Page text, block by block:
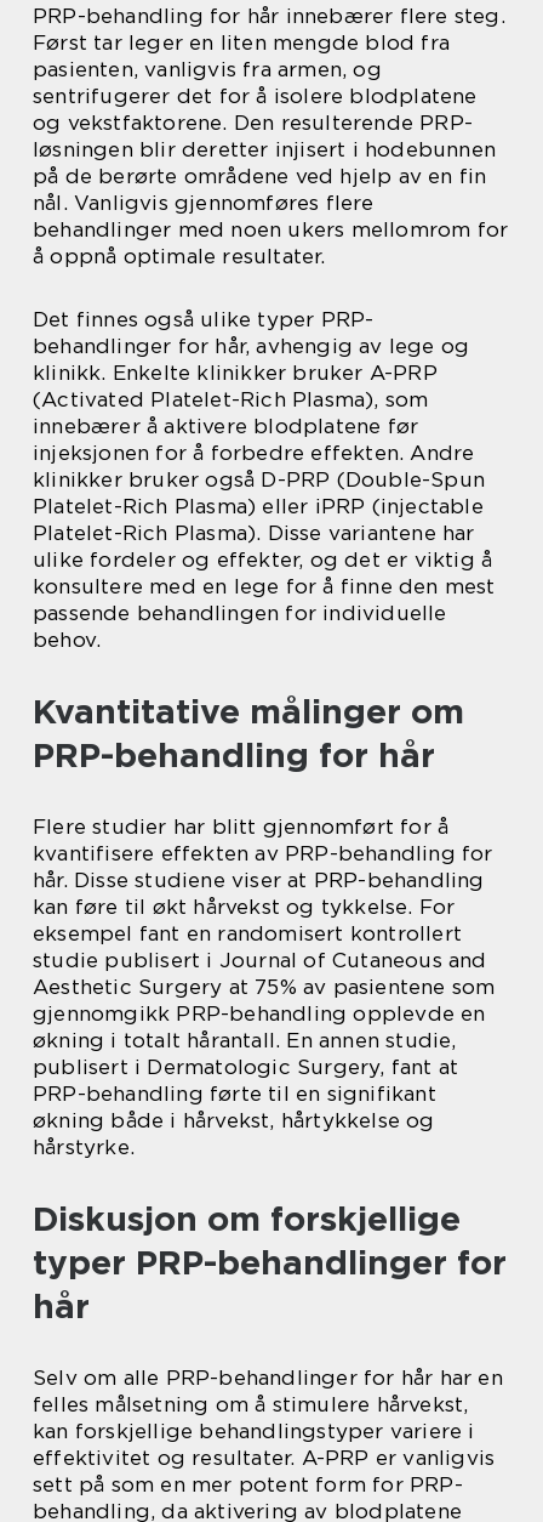
PRP-behandling for hår innebærer flere steg.
Først tar leger en liten mengde blod fra
pasienten, vanligvis fra armen, og
sentrifugerer det for å isolere blodplatene
og vekstfaktorene. Den resulterende PRP-
løsningen blir deretter injisert i hodebunnen
på de berørte områdene ved hjelp av en fin
nål. Vanligvis gjennomføres flere
behandlinger med noen ukers mellomrom for
å oppnå optimale resultater.
Det finnes også ulike typer PRP-
behandlinger for hår, avhengig av lege og
klinikk. Enkelte klinikker bruker A-PRP
(Activated Platelet-Rich Plasma), som
innebærer å aktivere blodplatene før
injeksjonen for å forbedre effekten. Andre
klinikker bruker også D-PRP (Double-Spun
Platelet-Rich Plasma) eller iPRP (injectable
Platelet-Rich Plasma). Disse variantene har
ulike fordeler og effekter, og det er viktig å
konsultere med en lege for å finne den mest
passende behandlingen for individuelle
behov.
Kvantitative målinger om
PRP-behandling for hår
Flere studier har blitt gjennomført for å
kvantifisere effekten av PRP-behandling for
hår. Disse studiene viser at PRP-behandling
kan føre til økt hårvekst og tykkelse. For
eksempel fant en randomisert kontrollert
studie publisert i Journal of Cutaneous and
Aesthetic Surgery at 75% av pasientene som
gjennomgikk PRP-behandling opplevde en
økning i totalt hårantall. En annen studie,
publisert i Dermatologic Surgery, fant at
PRP-behandling førte til en signifikant
økning både i hårvekst, hårtykkelse og
hårstyrke.
Diskusjon om forskjellige
typer PRP-behandlinger for
hår
Selv om alle PRP-behandlinger for hår har en
felles målsetning om å stimulere hårvekst,
kan forskjellige behandlingstyper variere i
effektivitet og resultater. A-PRP er vanligvis
sett på som en mer potent form for PRP-
behandling, da aktivering av blodplatene